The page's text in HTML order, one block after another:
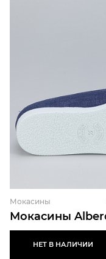
Мокасины
Мокасины
НЕТ В НАЛИЧИИ